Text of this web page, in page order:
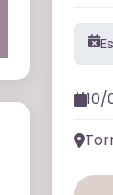
10/